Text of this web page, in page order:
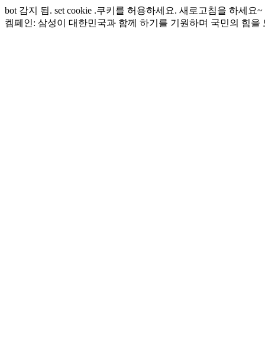
bot 감지 됨. set cookie .쿠키를 허용하세요. 새로고침을 하세요~
켐페인: 삼성이 대한민국과 함께 하기를 기원하며 국민의 힘을